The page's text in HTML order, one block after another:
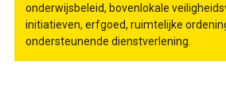
onderwijsbeleid, bovenlokale
initiatieven, erfgoed, ruimtelijke
ondersteunende dienstverlening.